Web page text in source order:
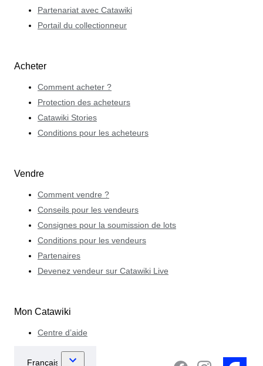
Partenariat avec Catawiki
Portail du collectionneur
Acheter
Comment acheter ?
Protection des acheteurs
Catawiki Stories
Conditions pour les acheteurs
Vendre
Comment vendre ?
Conseils pour les vendeurs
Consignes pour la soumission de lots
Conditions pour les vendeurs
Partenaires
Devenez vendeur sur Catawiki Live
Mon Catawiki
Centre d’aide